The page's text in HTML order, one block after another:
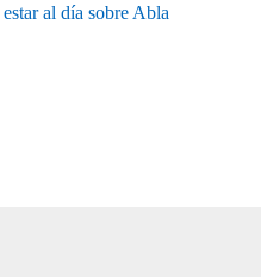
al día sobre Abla